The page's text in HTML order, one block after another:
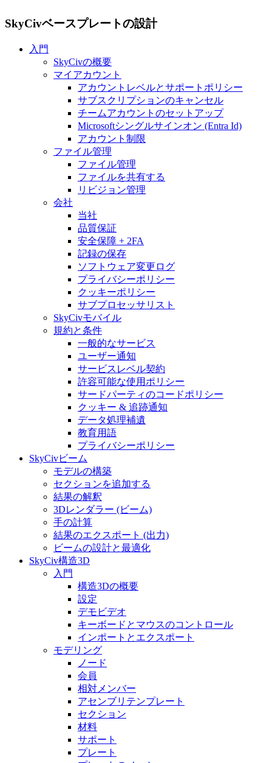
SkyCivベースプレートの設計
入門
SkyCivの概要
マイアカウント
アカウントレベルとサポートポリシー
サブスクリプションのキャンセル
チームアカウントのセットアップ
Microsoftシングルサインオン (Entra Id)
アカウント制限
ファイル管理
ファイル管理
ファイルを共有する
リビジョン管理
会社
当社
品質保証
安全保障 + 2FA
記録の保存
ソフトウェア変更ログ
プライバシーポリシー
クッキーポリシー
サブプロセッサリスト
SkyCivモバイル
規約と条件
一般的なサービス
ユーザー通知
サービスレベル契約
許容可能な使用ポリシー
サードパーティのコードポリシー
クッキー & 追跡通知
データ処理補遺
教育用語
プライバシーポリシー
SkyCivビーム
モデルの構築
セクションを追加する
結果の解釈
3Dレンダラー (ビーム)
手の計算
結果のエクスポート (出力)
ビームの設計と最適化
SkyCiv構造3D
入門
構造3Dの概要
設定
デモビデオ
キーボードとマウスのコントロール
インポートとエクスポート
モデリング
ノード
会員
相対メンバー
アセンブリテンプレート
セクション
材料
サポート
プレート